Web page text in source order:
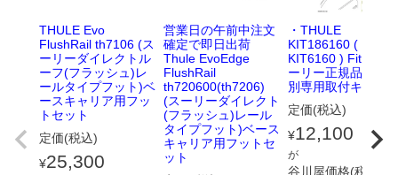
THULE Evo
FlushRail th7106 (ス
ーリーダイレクトル
ーフ(フラッシュ)レ
ールタイプフット)ベ
ースキャリア用フッ
トセット
定価(税込)
¥25,300
営業日の午前中注文
確定で即日出荷
Thule EvoEdge
FlushRail
th720600(th7206)
(スーリーダイレクト
(フラッシュ)レール
タイプフット)ベース
キャリア用フットセ
ット
・THULE
KIT186160 (
KIT6160 ) Fit Kits /
ーリー正規品 車
別専用取付キット
定価(税込)
¥12,100
が
谷川屋価格(税込)